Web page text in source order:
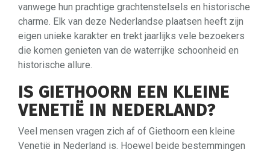
vanwege hun prachtige grachtenstelsels en historische
charme. Elk van deze Nederlandse plaatsen heeft zijn
eigen unieke karakter en trekt jaarlijks vele bezoekers
die komen genieten van de waterrijke schoonheid en
historische allure.
IS GIETHOORN EEN KLEINE
VENETIË IN NEDERLAND?
Veel mensen vragen zich af of Giethoorn een kleine
Venetië in Nederland is. Hoewel beide bestemmingen